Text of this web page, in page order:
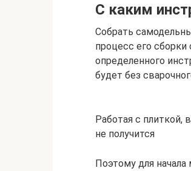
С каким
Собрать
процесс его
определенного
будет без
Работая с плиткой,
не получится
Поэтому для